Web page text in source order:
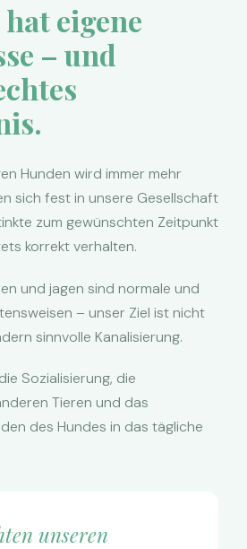
eigene
– und
Hunden wird immer mehr
sich fest in unsere Gesellschaft
zum gewünschten Zeitpunkt
korrekt verhalten.
und jagen sind normale und
– unser Ziel ist nicht
sinnvolle Kanalisierung.
Sozialisierung, die
Tieren und das
des Hundes in das tägliche
unseren